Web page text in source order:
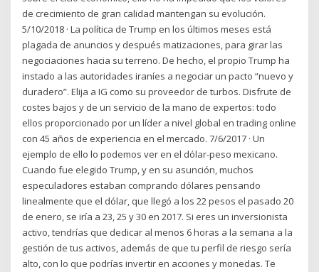
de crecimiento de gran calidad mantengan su evolución.
5/10/2018 · La política de Trump en los últimos meses está
plagada de anuncios y después matizaciones, para girar las
negociaciones hacia su terreno. De hecho, el propio Trump ha
instado a las autoridades iraníes a negociar un pacto “nuevo y
duradero”. Elija a IG como su proveedor de turbos. Disfrute de
costes bajos y de un servicio de la mano de expertos: todo
ellos proporcionado por un líder a nivel global en trading online
con 45 años de experiencia en el mercado. 7/6/2017 · Un
ejemplo de ello lo podemos ver en el dólar-peso mexicano.
Cuando fue elegido Trump, y en su asunción, muchos
especuladores estaban comprando dólares pensando
linealmente que el dólar, que llegó a los 22 pesos el pasado 20
de enero, se iría a 23, 25 y 30 en 2017. Si eres un inversionista
activo, tendrías que dedicar al menos 6 horas a la semana a la
gestión de tus activos, además de que tu perfil de riesgo sería
alto, con lo que podrías invertir en acciones y monedas. Te